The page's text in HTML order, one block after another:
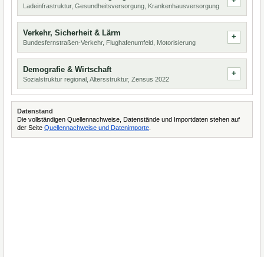
Ladeinfrastruktur, Gesundheitsversorgung, Krankenhausversorgung
Verkehr, Sicherheit & Lärm
Bundesfernstraßen-Verkehr, Flughafenumfeld, Motorisierung
Demografie & Wirtschaft
Sozialstruktur regional, Altersstruktur, Zensus 2022
Datenstand
Die vollständigen Quellennachweise, Datenstände und Importdaten stehen auf
der Seite Quellennachweise und Datenimporte